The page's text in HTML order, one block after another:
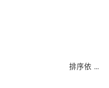
排序依 …